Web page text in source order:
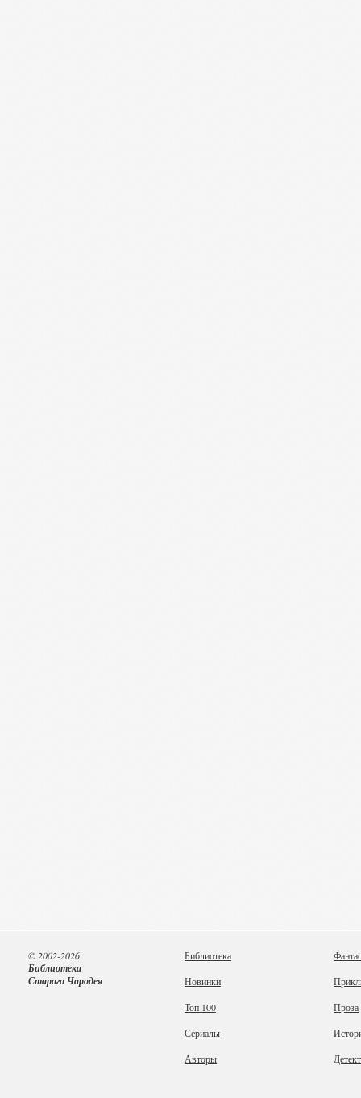
Библиотека
Новинки
Топ 100
Сериалы
Авторы
Проза
© 2002-2026
Библиотека
Старого Чародея